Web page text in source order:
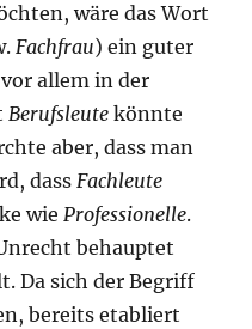
wäre das Wort
Fachfrau) ein guter
allem in der
Berufsleute könnte
aber, dass man
dassFachleute
wieProfessionelle.
behauptet
Da sich der Begriff
bereits etabliert